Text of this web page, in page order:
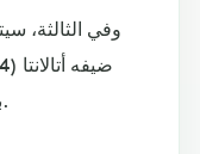
بالفوز على ضيفه مانشستر سيتي (11).